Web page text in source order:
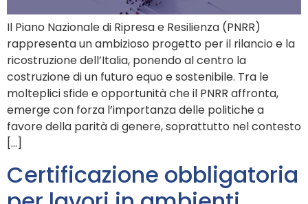
Il Piano Nazionale di Ripresa e Resilienza (PNRR)
rappresenta un ambizioso progetto per il rilancio e la
ricostruzione dell’Italia, ponendo al centro la
costruzione di un futuro equo e sostenibile. Tra le
molteplici sfide e opportunità che il PNRR affronta,
emerge con forza l’importanza delle politiche a
favore della parità di genere, soprattutto nel contesto
[…]
Certificazione obbligatoria